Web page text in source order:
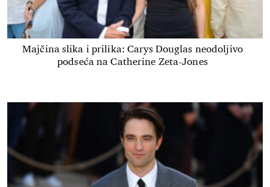
Majčina slika i prilika: Carys Douglas neodoljivo
podseća na Catherine Zeta-Jones